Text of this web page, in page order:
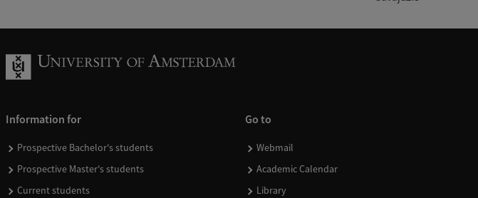
Information for
Prospective Bachelor's students
Prospective Master's students
Current students
Go to
Webmail
Academic Calendar
Library